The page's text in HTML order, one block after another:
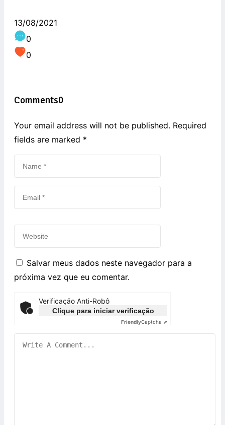
13/08/2021
0
0
Comments0
Your email address will not be published. Required
fields are marked *
Salvar meus dados neste navegador para a
próxima vez que eu comentar.
Verificação Anti-Robô
Clique para iniciar verificação
FriendlyCaptcha ⇗